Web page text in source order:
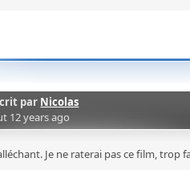
par Nicolas
12 years ago
Je ne raterai pas ce film, trop